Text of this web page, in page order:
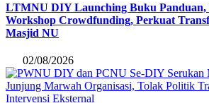
LTMNU DIY Launching Buku
Workshop Crowdfunding, Perkuat
Masjid NU
02/08/2026